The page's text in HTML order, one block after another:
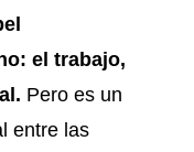
el trabajo,
Pero es un
entre las